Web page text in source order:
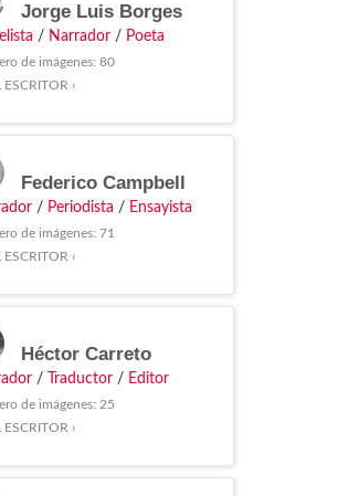
Jorge Luis Borges
/ Narrador / Poeta
de imágenes: 80
ESCRITOR ›
Federico Campbell
/ Periodista / Ensayista
de imágenes: 71
ESCRITOR ›
Héctor Carreto
/ Traductor / Editor
de imágenes: 25
ESCRITOR ›